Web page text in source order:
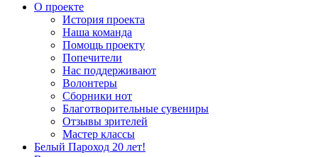
О проекте
История проекта
Наша команда
Помощь проекту
Попечители
Нас поддерживают
Волонтеры
Сборники нот
Благотворительные сувениры
Отзывы зрителей
Мастер классы
Белый Пароход 20 лет!